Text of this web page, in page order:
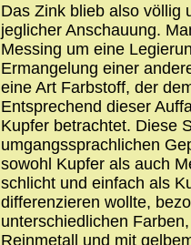
Das Zink blieb also völlig
jeglicher Anschauung.
Messing um eine
Ermangelung einer
eine Art Farbstoff, der
Entsprechend dieser
Kupfer betrachtet. Diese
umgangssprachlichen
sowohl Kupfer als auch
schlicht und einfach als
differenzieren wollte,
unterschiedlichen
Reinmetall und mit